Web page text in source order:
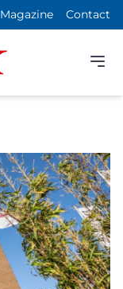
Magazine Contact